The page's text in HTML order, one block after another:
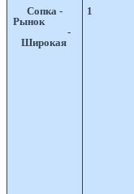
Сопка -
Рынок
-
Широкая